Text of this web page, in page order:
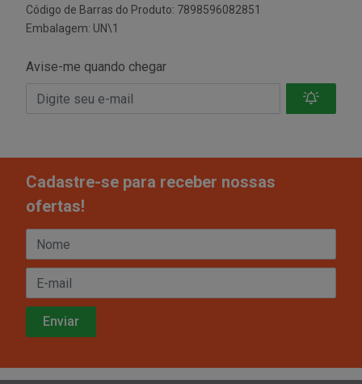
Código de Barras do Produto: 7898596082851
Embalagem: UN\1
Avise-me quando chegar
Cadastre-se para receber nossas
ofertas!